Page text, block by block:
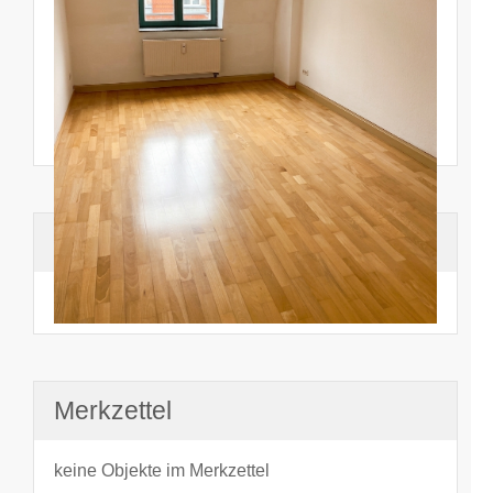
Suchhistorie
noch nichts angesehen
Merkzettel
keine Objekte im Merkzettel